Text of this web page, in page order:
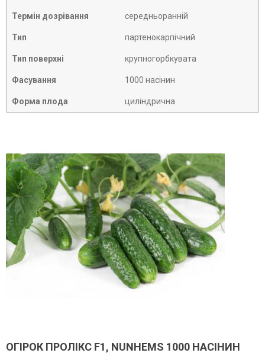
Термін дозрівання середньоранній
Тип партенокарпічний
Тип поверхні крупногорбкувата
Фасування 1000 насінин
Форма плода циліндрична
ОГІРОК ПРОЛІКС F1, NUNHEMS 1000 НАСІНИН